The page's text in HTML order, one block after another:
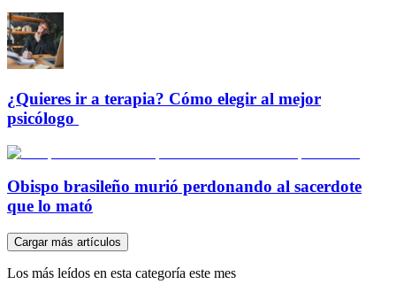
¿Quieres ir a terapia? Cómo elegir al mejor
psicólogo
Obispo brasileño murió perdonando al sacerdote
que lo mató
Cargar más artículos
Los más leídos en esta categoría este mes